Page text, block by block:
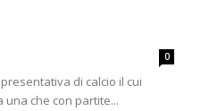
0
di calcio il cui
una che con partite...